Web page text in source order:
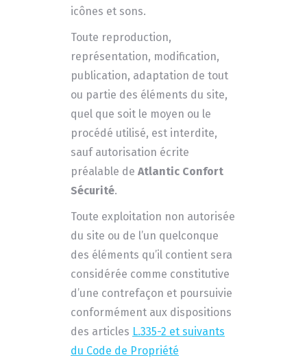
icônes et sons.
Toute reproduction,
représentation, modification,
publication, adaptation de tout
ou partie des éléments du site,
quel que soit le moyen ou le
procédé utilisé, est interdite,
sauf autorisation écrite
préalable deAtlantic Confort
Sécurité.
Toute exploitation non autorisée
du site ou de l’un quelconque
des éléments qu’il contient sera
considérée comme constitutive
d’une contrefaçon et poursuivie
conformément aux dispositions
des articles L.335-2 et suivants
du Code de Propriété